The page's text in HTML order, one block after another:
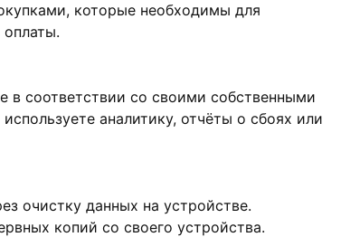
которые необходимы для
оплаты.
в соответствии со своими собственными
аналитику, отчёты о сбоях или
очистку данных на устройстве.
копий со своего устройства.